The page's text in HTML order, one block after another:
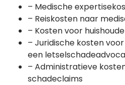
– Medische
– Reiskosten naar
– Kosten voor
– Juridische kosten
een
– Administratieve
schadeclaims